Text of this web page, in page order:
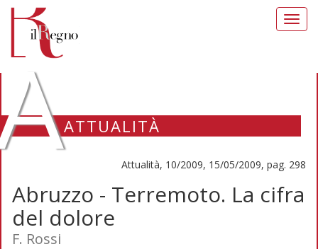
ATTUALITÀ
Attualità, 10/2009, 15/05/2009, pag. 298
Abruzzo - Terremoto. La cifra
del dolore
F. Rossi